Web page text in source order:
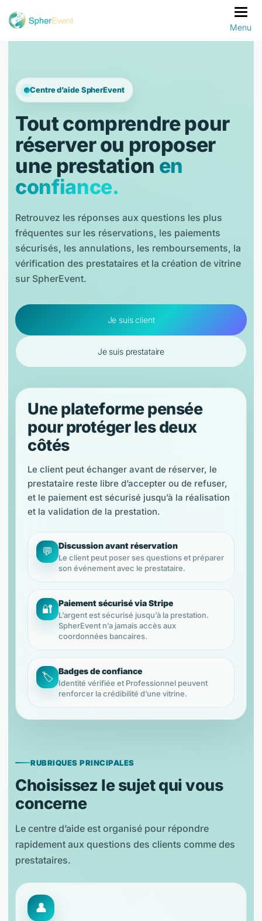
Centre d’aide SpherEvent
Tout comprendre pour
réserver ou proposer
une prestation en
confiance.
Retrouvez les réponses aux questions les plus
fréquentes sur les réservations, les paiements
sécurisés, les annulations, les remboursements, la
vérification des prestataires et la création de vitrine
sur SpherEvent.
Je suis client
Je suis prestataire
Une plateforme pensée
pour protéger les deux
côtés
Le client peut échanger avant de réserver, le
prestataire reste libre d’accepter ou de refuser,
et le paiement est sécurisé jusqu’à la réalisation
et la validation de la prestation.
💬 Discussion avant réservation
Le client peut poser ses questions et préparer
son événement avec le prestataire.
🔐 Paiement sécurisé via Stripe
L’argent est sécurisé jusqu’à la prestation.
SpherEvent n’a jamais accès aux
coordonnées bancaires.
🏷️ Badges de confiance
Identité vérifiée et Professionnel peuvent
renforcer la crédibilité d’une vitrine.
RUBRIQUES PRINCIPALES
Choisissez le sujet qui vous
concerne
Le centre d’aide est organisé pour répondre
rapidement aux questions des clients comme des
prestataires.
👤